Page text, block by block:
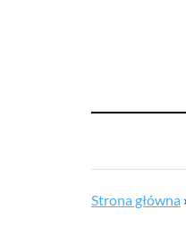
Strona główna